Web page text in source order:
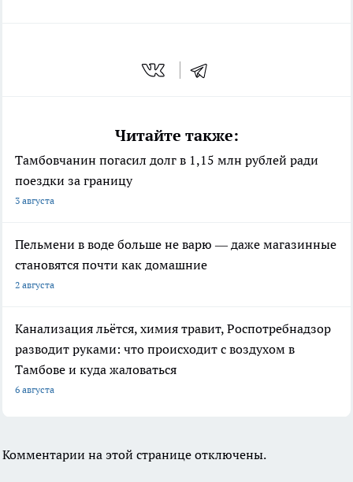
Читайте также:
Тамбовчанин погасил долг в 1,15 млн рублей ради
поездки за границу
3 августа
Пельмени в воде больше не варю — даже магазинные
становятся почти как домашние
2 августа
Канализация льётся, химия травит, Роспотребнадзор
разводит руками: что происходит с воздухом в
Тамбове и куда жаловаться
6 августа
Комментарии на этой странице отключены.